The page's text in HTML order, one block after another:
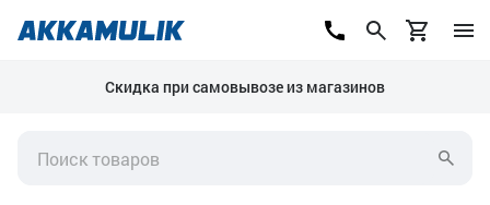
Скидка при самовывозе из магазинов